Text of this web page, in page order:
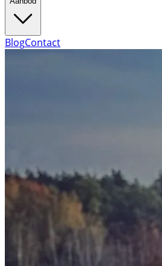
BlogContact